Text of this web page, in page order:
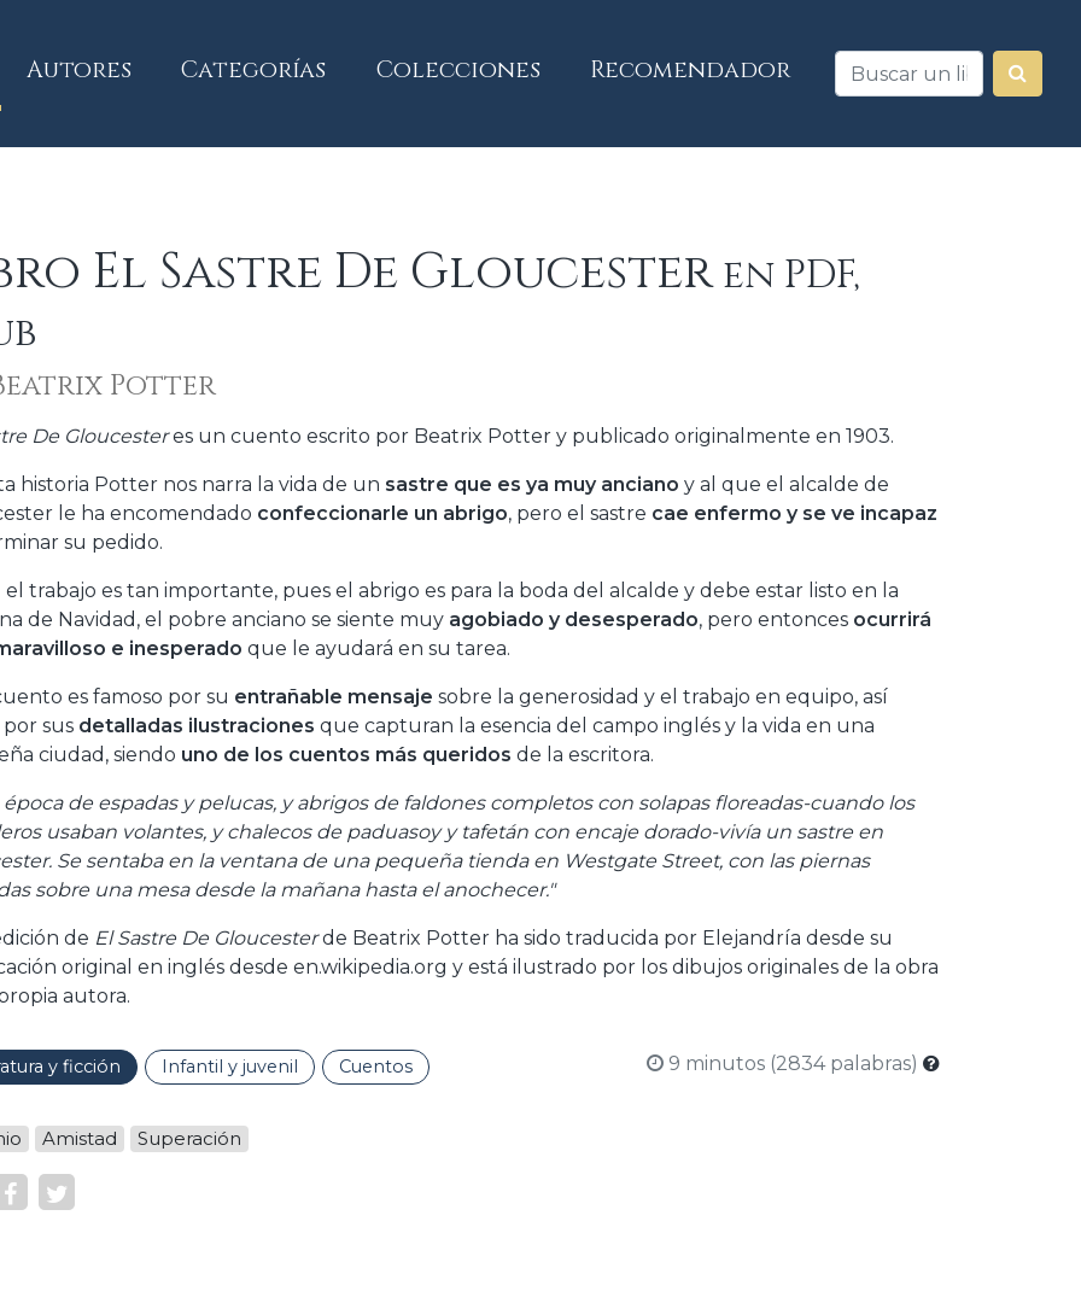
Autores Categorías Colecciones Recomendador
El Sastre De Gloucesteren PDF,
Potter
De Gloucesteres un cuento escrito por Beatrix Potter y publicado originalmente en 1903.
historia Potter nos narra la vida de un sastre que es ya muy anciano y al que el alcalde de
le ha encomendado confeccionarle un abrigo, pero el sastre cae enfermo y se ve incapaz
su pedido.
el trabajo es tan importante, pues el abrigo es para la boda del alcalde y debe estar listo en la
de Navidad, el pobre anciano se siente muy agobiado y desesperado, pero entonces ocurrirá
e inesperado que le ayudará en su tarea.
es famoso por su entrañable mensaje sobre la generosidad y el trabajo en equipo, así
sus detalladas ilustraciones que capturan la esencia del campo inglés y la vida en una
ciudad, siendo uno de los cuentos más queridos de la escritora.
época de espadas y pelucas, y abrigos de faldones completos con solapas floreadas-cuando los
usaban volantes, y chalecos de paduasoy y tafetán con encaje dorado-vivía un sastre en
Se sentaba en la ventana de una pequeña tienda en Westgate Street, con las piernas
sobre una mesa desde la mañana hasta el anochecer."
de El Sastre De Gloucesterde Beatrix Potter ha sido traducida por Elejandría desde su
original en inglés desde en.wikipedia.org y está ilustrado por los dibujos originales de la obra
autora.
y ficción Infantil y juvenil Cuentos 9 minutos (2834 palabras)
Amistad Superación